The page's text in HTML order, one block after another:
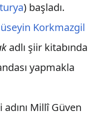
) başladı.
Korkmazgil
adlı şiir kitabında
yapmakla
Millî Güven